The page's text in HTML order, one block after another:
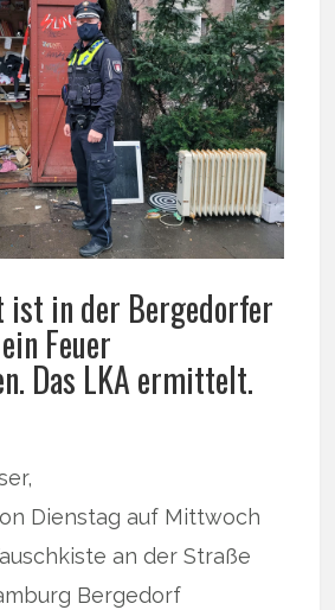
ist in der Bergedorfer
Feuer
Das LKA ermittelt.
Dienstag auf Mittwoch
an der Straße
Bergedorf